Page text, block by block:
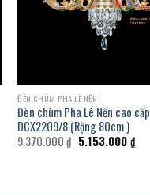
ĐÈN CHÙM PHA LÊ NẾN
Đèn chùm Pha Lê Nến cao cấp
DCX2209/8 (Rộng 80cm )
9.370.000₫ Giá
gốc
5.153.000₫Giá
hiện